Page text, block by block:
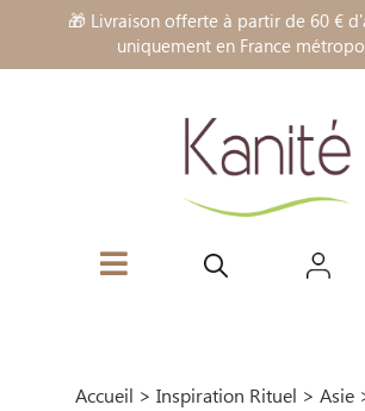
🎁 Livraison offerte à partir de 60 €
uniquement en France
Accueil > Inspiration Rituel > Asie